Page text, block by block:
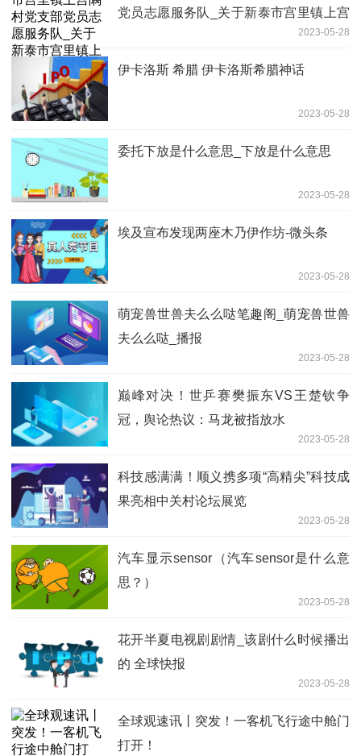
党员志愿服务队_关于新泰市宫里镇上宫
2023-05-28
伊卡洛斯 希腊 伊卡洛斯希腊神话
2023-05-28
委托下放是什么意思_下放是什么意思
2023-05-28
埃及宣布发现两座木乃伊作坊-微头条
2023-05-28
萌宠兽世兽夫么么哒笔趣阁_萌宠兽世兽
夫么么哒_播报
2023-05-28
巅峰对决！世乒赛樊振东VS王楚钦争
冠，舆论热议：马龙被指放水
2023-05-28
科技感满满！顺义携多项“高精尖”科技成
果亮相中关村论坛展览
2023-05-28
汽车显示sensor（汽车sensor是什么意
思？）
2023-05-28
花开半夏电视剧剧情_该剧什么时候播出
的 全球快报
2023-05-28
全球观速讯丨突发！一客机飞行途中舱门
打开！